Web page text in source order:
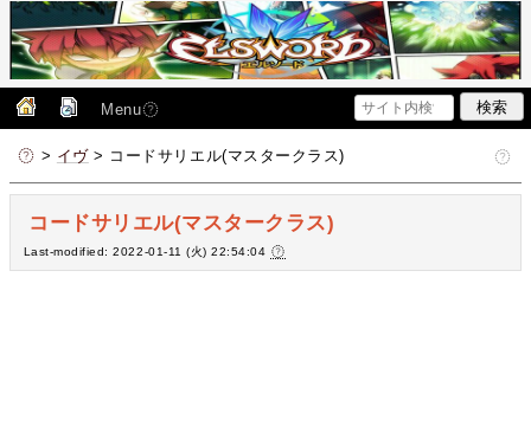
Menu
> イヴ> コードサリエル(マスタークラス)
コードサリエル(マスタークラス)
Last-modified: 2022-01-11 (火) 22:54:04